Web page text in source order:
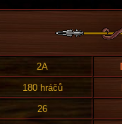
2A
180 hráčů
26